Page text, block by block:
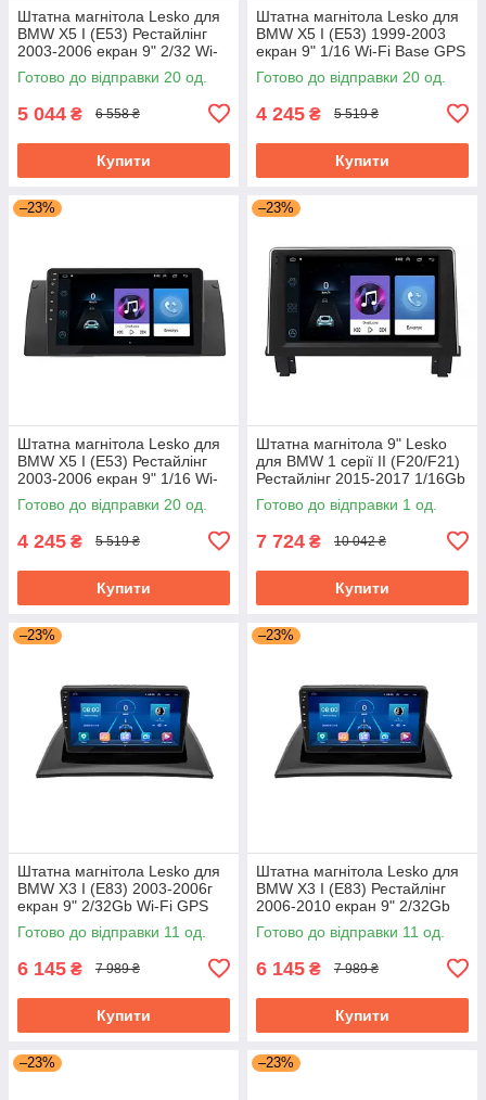
Штатна магнітола Lesko для
BMW X5 I (E53) Рестайлінг
2003-2006 екран 9" 2/32 Wi-
Fi Base GPS Android
Готово до відправки 20 од.
5 044 ₴ 6 558 ₴
Купити
Штатна магнітола Lesko для
BMW X5 I (E53) 1999-2003
екран 9" 1/16 Wi-Fi Base GPS
Android БМВ
Готово до відправки 20 од.
4 245 ₴ 5 519 ₴
Купити
–23%
Штатна магнітола Lesko для
BMW X5 I (E53) Рестайлінг
2003-2006 екран 9" 1/16 Wi-
Fi Base GPS Android БМВ
Готово до відправки 20 од.
4 245 ₴ 5 519 ₴
Купити
–23%
Штатна магнітола 9" Lesko
для BMW 1 серії II (F20/F21)
Рестайлінг 2015-2017 1/16Gb
Wi-Fi GPS Base БМВ
Готово до відправки 1 од.
7 724 ₴ 10 042 ₴
Купити
–23%
Штатна магнітола Lesko для
BMW X3 I (E83) 2003-2006г
екран 9" 2/32Gb Wi-Fi GPS
Base БМВ
Готово до відправки 11 од.
6 145 ₴ 7 989 ₴
Купити
–23%
Штатна магнітола Lesko для
BMW X3 I (E83) Рестайлінг
2006-2010 екран 9" 2/32Gb
Wi-Fi GPS Base БМВ
Готово до відправки 11 од.
6 145 ₴ 7 989 ₴
Купити
–23% –23%